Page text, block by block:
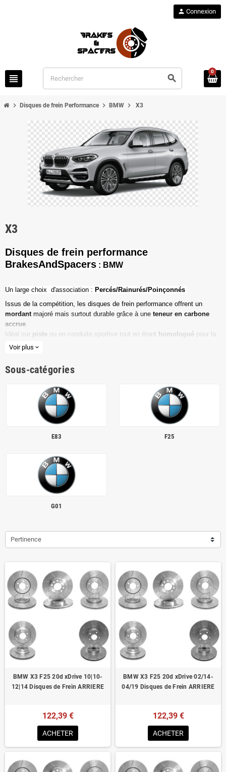
view_headline search
person Connexion
0
chevron_right Disques de frein Performance chevron_right BMW chevron_right X3
X3
Disques de frein performance
BrakesAndSpacers : BMW
Un l arge choix d'association : Percés/Rainurés/Poinçonnés
Issus de la compétition, les disques de frein performance offrent un
mordant majoré mais surtout durable grâce à une teneur en carbone
accrue.
Idéal sur piste ou en conduite sportive tout en étant homologué pour la
route ouverte.
Vendu par paire
Valeur de friction maximale
Dimensions d'origine respectées
Homologué pour le contrôle technique
Voir plus expand_more
Sous-catégories
E83 F25
G01
Pertinence
BMW X3 F25 20d xDrive 10|10-
12|14 Disques de Frein ARRIERE
122,39 €
ACHETER
BMW X3 F25 20d xDrive 02/14-
04/19 Disques de Frein ARRIERE
122,39 €
ACHETER